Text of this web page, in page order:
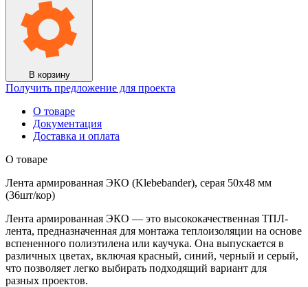
(Klebebander),
серая
50х48
В корзину
Получить предложение для проекта
О товаре
Документация
Доставка и оплата
О товаре
Лента армированная ЭКО (Klebebander), серая 50х48 мм
(36шт/кор)
Лента армированная ЭКО — это высококачественная ТПЛ-
лента, предназначенная для монтажа теплоизоляции на основе
вспененного полиэтилена или каучука. Она выпускается в
различных цветах, включая красный, синий, черный и серый,
что позволяет легко выбирать подходящий вариант для
разных проектов.